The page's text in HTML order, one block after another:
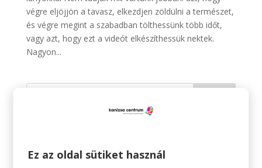
végre eljöjjön a tavasz, elkezdjen zöldülni a természet,
és végre megint a szabadban tölthessünk több időt,
vagy azt, hogy ezt a videót elkészíthessük nektek.
Nagyon...
Ez az oldal sütiket használ